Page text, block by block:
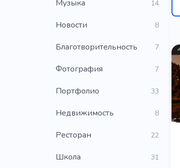
Музыка 14
Новости 8
Благотворительность 7
Фотография 7
Портфолио 33
Недвижимость 8
Ресторан 22
Школа 31